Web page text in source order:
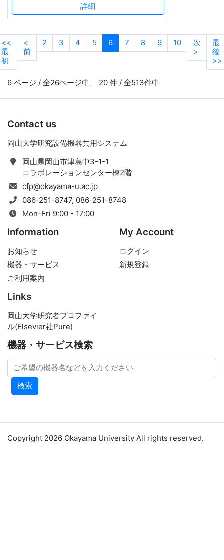
詳細
<<
最
初
<
前
2 3 4 5 6(current)
7 8 9 10
次
>
最
後
>>
6 ページ / 全26ページ中、 20 件 / 全513件中
Contact us
岡山大学研究設備機器共用システム
岡山県岡山市津島中3-1-1
コラボレーションセンター棟2階
cfp@okayama-u.ac.jp
086-251-8747, 086-251-8748
Mon-Fri 9:00 - 17:00
Information
お知らせ
機器・サービス
ご利用案内
Links
岡山大学研究者プロファイ
ル(Elsevier社Pure)
My Account
ログイン
新規登録
機器・サービス検索
検索
Copyright 2026 Okayama University All rights reserved.